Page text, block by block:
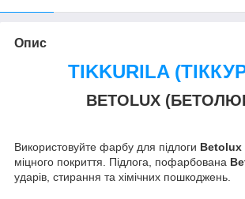
Опис
TIKKURILA
BETOLUX
Використовуйте фарбу для підлоги Betolux
міцного покриття. Підлога, пофарбована
ударів, стирання та хімічних пошкоджень.